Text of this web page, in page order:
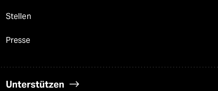
Stellen
Presse
Unterstützen